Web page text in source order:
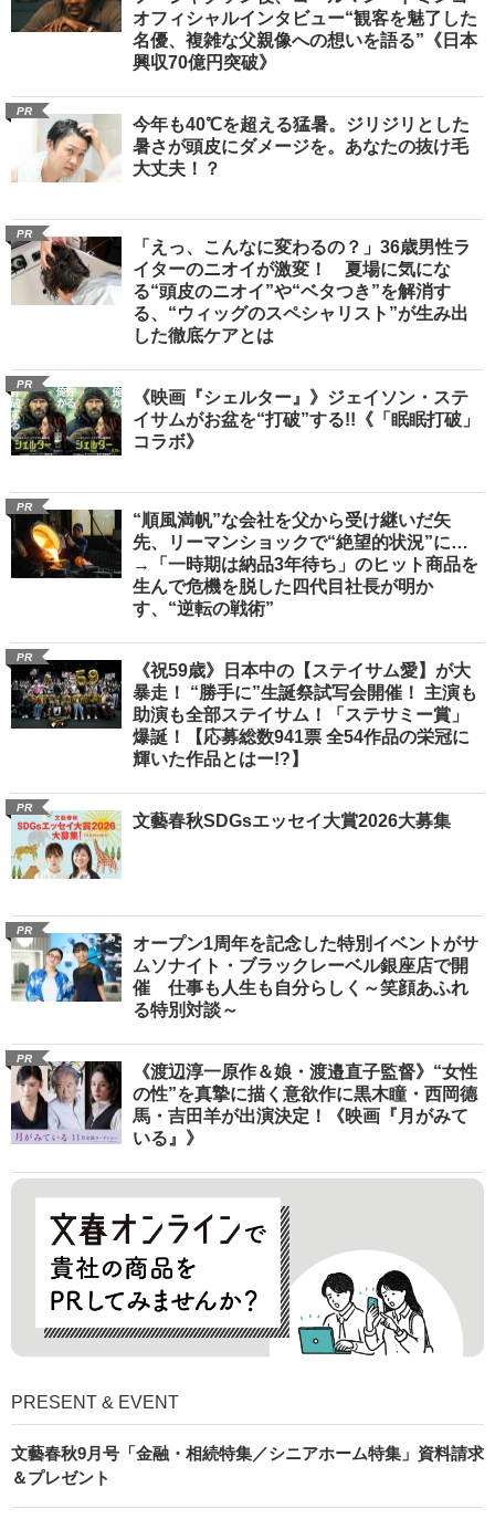
オフィシャルインタビュー“観客を魅了した
名優、複雑な父親像への想いを語る”《日本
興収70億円突破》
PR
今年も40℃を超える猛暑。ジリジリとした
暑さが頭皮にダメージを。あなたの抜け毛
大丈夫！？
PR
「えっ、こんなに変わるの？」36歳男性ラ
イターのニオイが激変！ 夏場に気にな
る“頭皮のニオイ”や“ベタつき”を解消す
る、“ウィッグのスペシャリスト”が生み出
した徹底ケアとは
PR
《映画『シェルター』》ジェイソン・ステ
イサムがお盆を“打破”する!!《「眠眠打破」
コラボ》
PR
“順風満帆”な会社を父から受け継いだ矢
先、リーマンショックで“絶望的状況”に…
→「一時期は納品3年待ち」のヒット商品を
生んで危機を脱した四代目社長が明か
す、“逆転の戦術”
PR
《祝59歳》日本中の【ステイサム愛】が大
暴走！ “勝手に”生誕祭試写会開催！ 主演も
助演も全部ステイサム！「ステサミー賞」
爆誕！【応募総数941票 全54作品の栄冠に
輝いた作品とはー!?】
PR
文藝春秋SDGsエッセイ大賞2026大募集
PR
オープン1周年を記念した特別イベントがサ
ムソナイト・ブラックレーベル銀座店で開
催 仕事も人生も自分らしく～笑顔あふれ
る特別対談～
PR
《渡辺淳一原作＆娘・渡邉直子監督》“女性
の性”を真摯に描く意欲作に黒木瞳・西岡德
馬・吉田羊が出演決定！《映画『月がみて
いる』》
PRESENT & EVENT
文藝春秋9月号「金融・相続特集／シニアホーム特集」資料請求
＆プレゼント